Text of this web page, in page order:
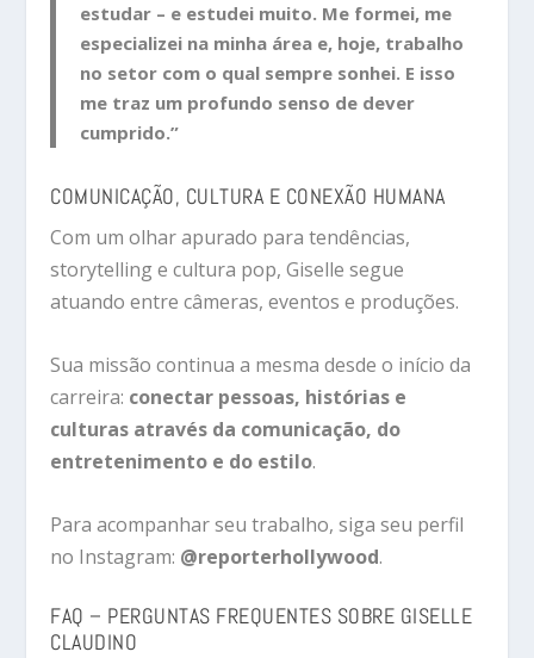
estudar – e estudei muito. Me formei, me
especializei na minha área e, hoje, trabalho
no setor com o qual sempre sonhei. E isso
me traz um profundo senso de dever
cumprido.”
COMUNICAÇÃO, CULTURA E CONEXÃO HUMANA
Com um olhar apurado para tendências,
storytelling e cultura pop, Giselle segue
atuando entre câmeras, eventos e produções.
Sua missão continua a mesma desde o início da
carreira: conectar pessoas, histórias e
culturas através da comunicação, do
entretenimento e do estilo.
Para acompanhar seu trabalho, siga seu perfil
no Instagram: @reporterhollywood.
FAQ – PERGUNTAS FREQUENTES SOBRE GISELLE
CLAUDINO